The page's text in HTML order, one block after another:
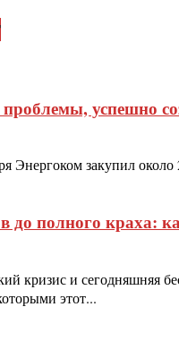
успешно
Энергоком закупил
до полного краха:
кризис и сегодняшняя
этот...